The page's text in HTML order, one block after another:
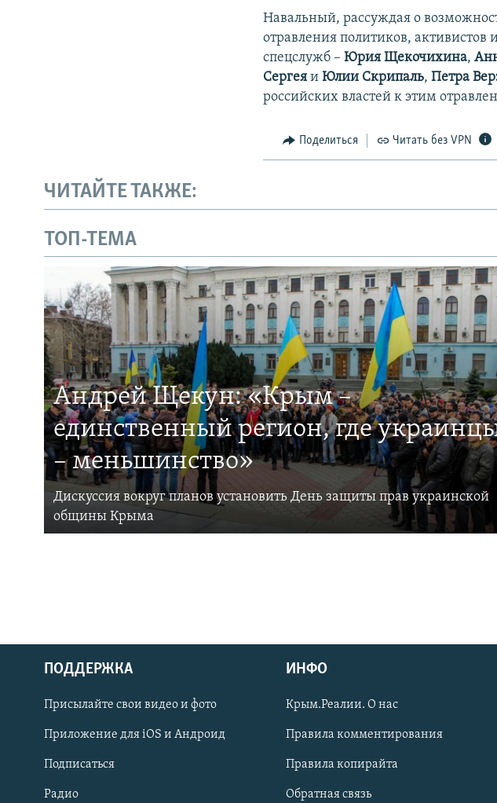
Українською
Qırımtatar
ПРИСОЕДИНЯЙТЕСЬ!
Навальный, рассуждая о
отравления политиков,
спецслужб –Юрия Щекочихина,
Сергея иЮлии Скрипаль,Петра
российских властей к этим
Поделиться Читать без VPN
ЧИТАЙТЕ ТАКЖЕ:
ТОП-ТЕМА
Андрей Щекун: «Крым –
единственный регион, где
– меньшинство»
Дискуссия вокруг планов установить День защиты прав украинской
общины Крыма
ПОДДЕРЖКА
Присылайте свои видео и фото
Приложение для iOS и Андроид
Подписаться
Радио
ИНФО
Крым.Реалии. О нас
Правила комментирования
Правила копирайта
Обратная связь